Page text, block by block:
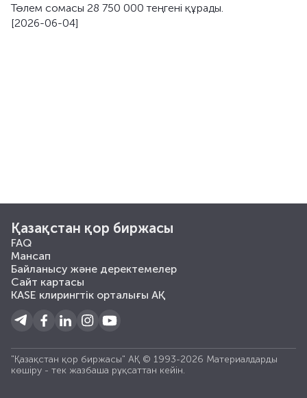
Төлем сомасы 28 750 000 теңгені құрады.
[2026-06-04]
Қазақстан қор биржасы
FAQ
Мансап
Байланысу және деректемелер
Сайт картасы
KASE клирингтік орталығы АҚ
"Қазақстан қор биржасы" АҚ © 1993-2026 Материалдарды
көшiру - тек жазбаша рұқсаттан кейiн.